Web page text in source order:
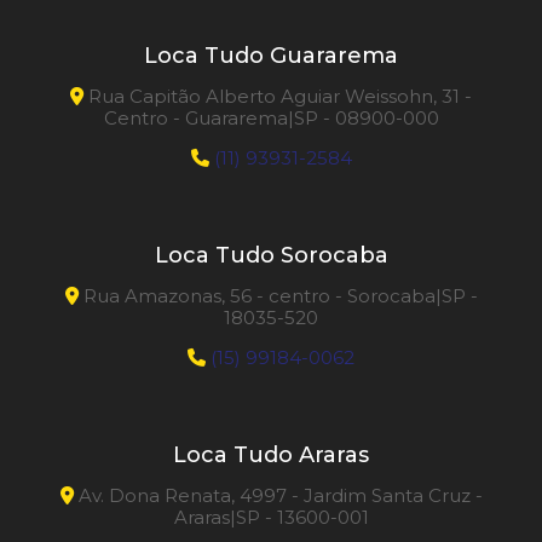
Loca Tudo Guararema
Rua Capitão Alberto Aguiar Weissohn, 31 -
Centro - Guararema|SP - 08900-000
(11) 93931-2584
Loca Tudo Sorocaba
Rua Amazonas, 56 - centro - Sorocaba|SP -
18035-520
(15) 99184-0062
Loca Tudo Araras
Av. Dona Renata, 4997 - Jardim Santa Cruz -
Araras|SP - 13600-001